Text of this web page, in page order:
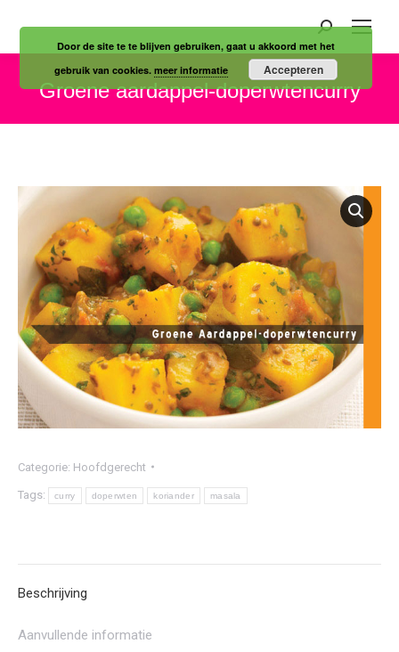
Zoeken:
Groene aardappel-doperwtencurry
Categorie: Hoofdgerecht
Tags: curry doperwten koriander masala
Beschrijving
Aanvullende informatie
Door de site te te blijven gebruiken, gaat u akkoord met het
gebruik van cookies.meer informatie Accepteren